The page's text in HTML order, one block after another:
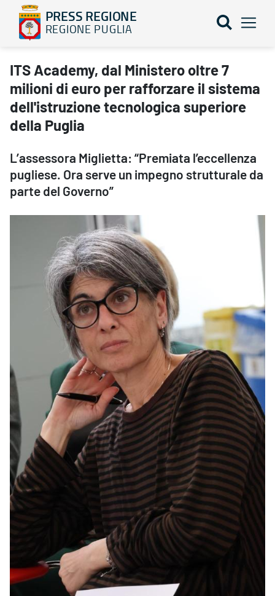
PRESS REGIONE
REGIONE PUGLIA
ITS Academy, dal Ministero oltre 7 milioni di euro per rafforzare
ITS Academy, dal Ministero oltre 7
milioni di euro per rafforzare il sistema
dell'istruzione tecnologica superiore
della Puglia
L’assessora Miglietta: “Premiata l’eccellenza
pugliese. Ora serve un impegno strutturale da
parte del Governo”